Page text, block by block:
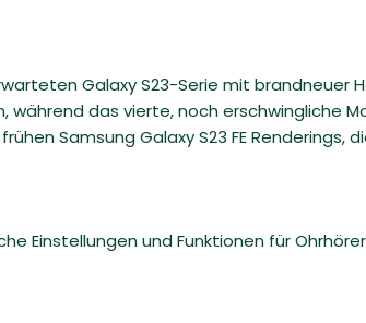
Galaxy S23-Serie mit brandneuer
während das vierte, noch erschwingliche
Samsung Galaxy S23 FE Renderings,
Einstellungen und Funktionen für